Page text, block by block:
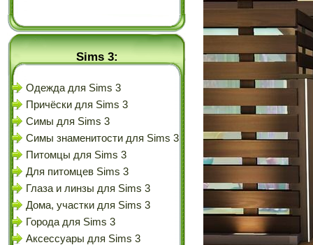
Sims 3:
Одежда для Sims 3
Причёски для Sims 3
Симы для Sims 3
Симы знаменитости для Sims 3
Питомцы для Sims 3
Для питомцев Sims 3
Глаза и линзы для Sims 3
Дома, участки для Sims 3
Города для Sims 3
Аксессуары для Sims 3